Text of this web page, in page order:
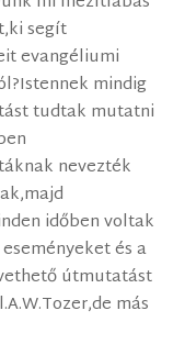
segít
evangéliumi
mindig
tudtak mutatni
nevezték
időben voltak
és a
útmutatást
más